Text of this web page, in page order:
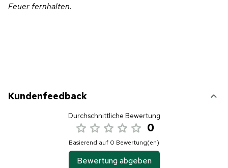
Feuer fernhalten.
Kundenfeedback
Durchschnittliche Bewertung
0
Basierend auf 0 Bewertung(en)
Bewertung abgeben